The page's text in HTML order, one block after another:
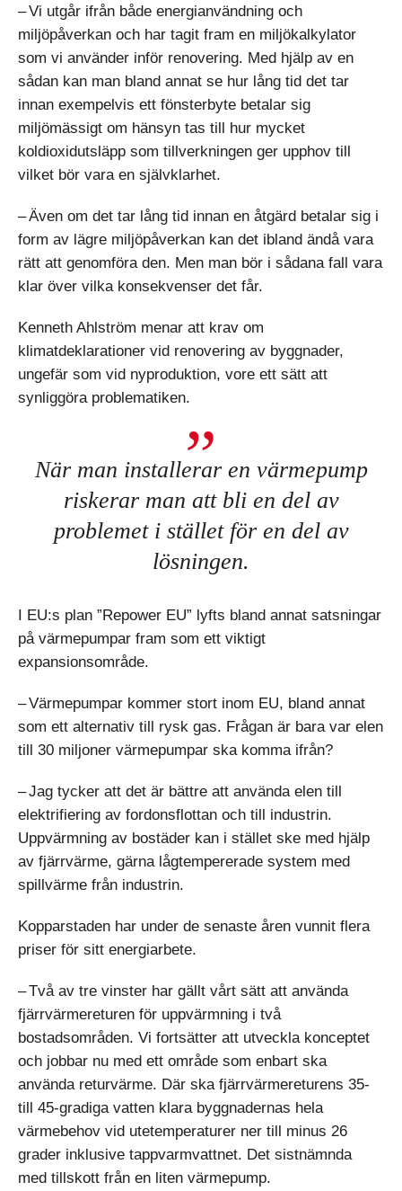
– Vi utgår ifrån både energianvändning och
miljöpåverkan och har tagit fram en miljökalkylator
som vi använder inför renovering. Med hjälp av en
sådan kan man bland annat se hur lång tid det tar
innan exempelvis ett fönsterbyte betalar sig
miljömässigt om hänsyn tas till hur mycket
koldioxidutsläpp som tillverkningen ger upphov till
vilket bör vara en självklarhet.
– Även om det tar lång tid innan en åtgärd betalar sig i
form av lägre miljöpåverkan kan det ibland ändå vara
rätt att genomföra den. Men man bör i sådana fall vara
klar över vilka konsekvenser det får.
Kenneth Ahlström menar att krav om
klimatdeklarationer vid renovering av byggnader,
ungefär som vid nyproduktion, vore ett sätt att
synliggöra problematiken.
När man installerar en värmepump
riskerar man att bli en del av
problemet i stället för en del av
lösningen.
I EU:s plan ”Repower EU” lyfts bland annat satsningar
på värmepumpar fram som ett viktigt
expansionsområde.
– Värmepumpar kommer stort inom EU, bland annat
som ett alternativ till rysk gas. Frågan är bara var elen
till 30 miljoner värmepumpar ska komma ifrån?
– Jag tycker att det är bättre att använda elen till
elektrifiering av fordonsflottan och till industrin.
Uppvärmning av bostäder kan i stället ske med hjälp
av fjärrvärme, gärna lågtempererade system med
spillvärme från industrin.
Kopparstaden har under de senaste åren vunnit flera
priser för sitt energi­arbete.
– Två av tre vinster har gällt vårt sätt att använda
fjärrvärmereturen för uppvärmning i två
bostadsområden. Vi fortsätter att utveckla konceptet
och jobbar nu med ett område som enbart ska
använda returvärme. Där ska fjärrvärmereturens 35-
till 45-gradiga vatten klara byggnadernas hela
värmebehov vid utetemperaturer ner till minus 26
grader inklusive tappvarmvattnet. Det sistnämnda
med tillskott från en liten värmepump.